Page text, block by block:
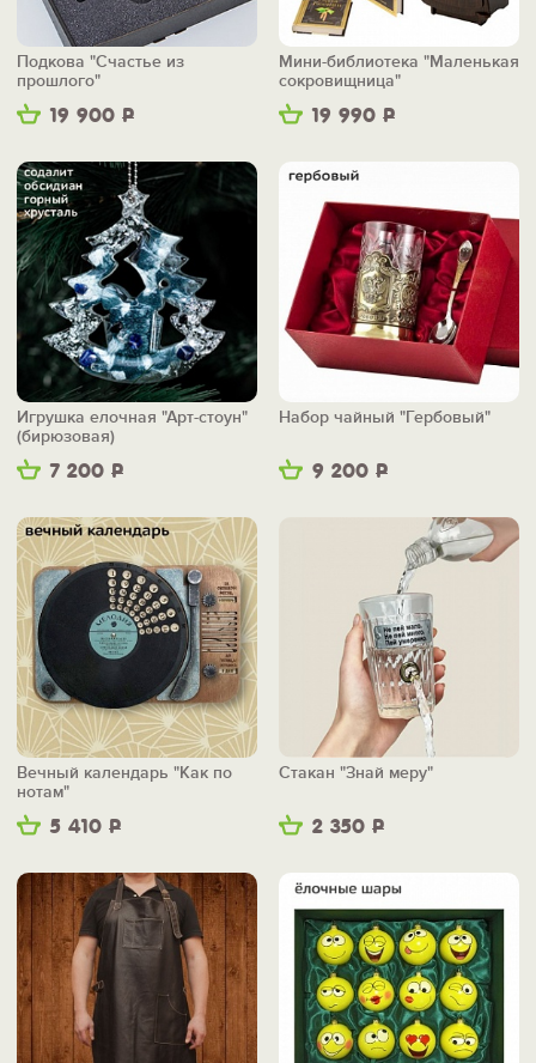
19 900 Р
Подкова "Счастье из
прошлого"
19 990 Р
Мини-библиотека "Маленькая
сокровищница"
7 200 Р
Игрушка елочная "Арт-стоун"
(бирюзовая)
9 200 Р
Набор чайный "Гербовый"
5 410 Р
Вечный календарь "Как по
нотам"
2 350 Р
Стакан "Знай меру"